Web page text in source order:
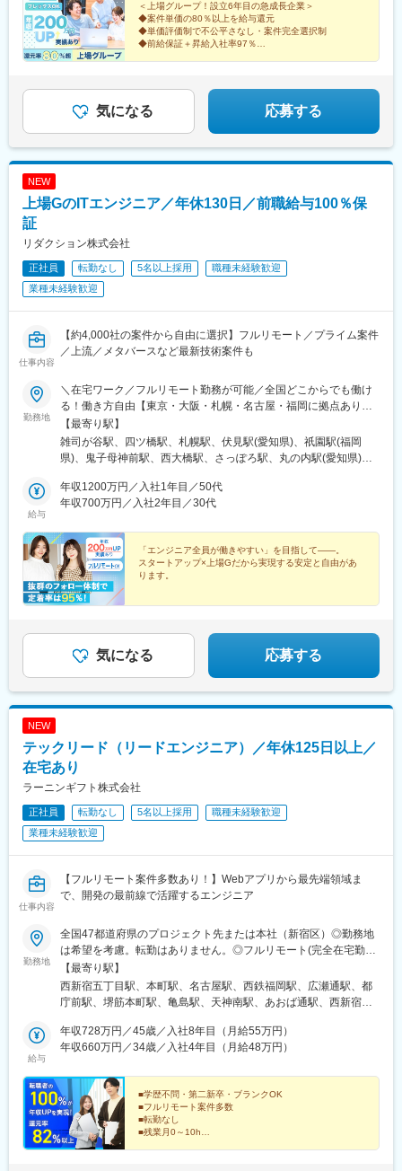
一条ビル9階└地下鉄「大通」駅徒歩3分└地下鉄「さっぽろ」駅徒
歩5分└JR「札幌」駅徒歩7分名古屋支社／愛知県名古屋市西区名
駅2-34-17 セントラル名古屋11階└「名古屋駅」徒歩8分博多支社
／福岡県福岡市中央区天神1-9-17 福岡天神フコク生命ビル15階
＜上場グループ！設立6年目の急成長企業＞
◆案件単価の80％以上を給与還元
◆単価評価制で不公平さなし・案件完全選択制
◆前給保証＋昇給入社率97％
気になる 応募する
NEW
上場GのITエンジニア／年休130日／前職給与100％保
証
リダクション株式会社
正社員 転勤なし 5名以上採用
職種未経験歓迎
業種未経験歓迎
仕事内容
【約4,000社の案件から自由に選択】フルリモート／プライム案件
／上流／メタバースなど最新技術案件も
勤務地
＼在宅ワーク／フルリモート勤務が可能／全国どこからでも働け
る！働き方自由【東京・大阪・札幌・名古屋・福岡に拠点あり】
★在宅ワークOK！／希望を考慮し決定／転居を伴う転勤なし★海
外出張ありの案件もあります■本社：東京都豊島区高田2丁目17-
22 目白中野ビル 5階■大阪：大阪市西区新町1-6-23 四ツ橋大川ビ
ャステール■名古屋：愛知県名古屋市中区栄2-2-1 広小路伏見中駒
ビル■福岡：福岡県福岡市博多区博多駅前2-19-17 トーカン博多第
【最寄り駅】
雑司が谷駅、四ツ橋駅、札幌駅、伏見駅(愛知県)、祇園駅(福岡
県)、鬼子母神前駅、西大橋駅、さっぽろ駅、丸の内駅(愛知県)、
給与
年収1200万円／入社1年目／50代
年収700万円／入社2年目／30代
「エンジニア全員が働きやすい」を目指して――。
スタートアップ×上場Gだから実現する安定と自由があ
ります。
●安心の案件選択制
●リモートOK／年休130日／副業OK
気になる 応募する
NEW
テックリード（リードエンジニア）／年休125日以上／
在宅あり
ラーニンギフト株式会社
正社員 転勤なし 5名以上採用
職種未経験歓迎
業種未経験歓迎
仕事内容
【フルリモート案件多数あり！】Webアプリから最先端領域ま
で、開発の最前線で活躍するエンジニア
勤務地
全国47都道府県のプロジェクト先または本社（新宿区）◎勤務地
は希望を考慮。転勤はありません。◎フルリモート(完全在宅勤
務）多数あります。◎転職時にお引越しをご検討の際には引越し
費用または住宅手当（規定有）が支給されます。＜主要プロジェ
クト先＞東京都、神奈川県、千葉県、埼玉県、大阪府、兵庫県、
岡県、岡山県＜アクセス＞本社都営大江戸線「西新宿五丁目駅」
より徒歩3分都営丸ノ内線「西新宿駅」より徒歩9分大阪支社大阪
トロ御堂筋線、中央線「堺筋本町駅」より徒歩4分福岡支社市営地
下鉄空港線「天神駅」より徒歩7分市営地下鉄七隈線「天神南駅」
より徒歩4分名古屋支社JR東海道線、地下鉄東山線、桜通線「名
古屋駅」より徒歩5分仙台支社JR東北本線、常磐線、仙山線、仙
石線、仙台市地下鉄南北線、東西線「仙台駅」より徒歩5分市営地
【最寄り駅】
西新宿五丁目駅、本町駅、名古屋駅、西鉄福岡駅、広瀬通駅、都
庁前駅、堺筋本町駅、亀島駅、天神南駅、あおば通駅、西新宿
給与
年収728万円／45歳／入社8年目（月給55万円）
年収660万円／34歳／入社4年目（月給48万円）
■学歴不問・第二新卒・ブランクOK
■フルリモート案件多数
■転勤なし
■残業月0～10h